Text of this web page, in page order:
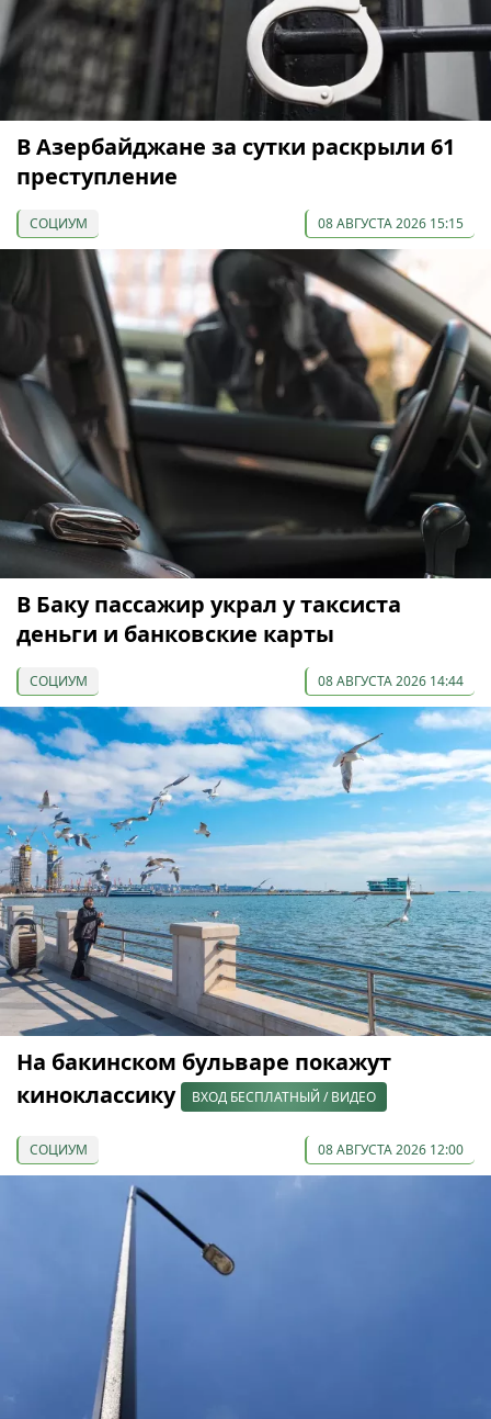
В Азербайджане за сутки раскрыли 61
преступление
СОЦИУМ 08 АВГУСТА 2026 15:15
В Баку пассажир украл у таксиста
деньги и банковские карты
СОЦИУМ 08 АВГУСТА 2026 14:44
На бакинском бульваре покажут
киноклассику
ВХОД БЕСПЛАТНЫЙ / ВИДЕО
СОЦИУМ 08 АВГУСТА 2026 12:00